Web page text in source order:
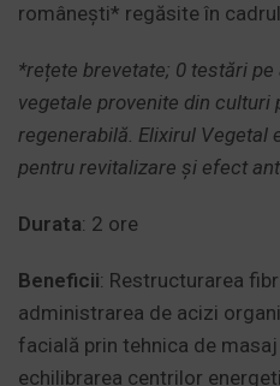
românești* regăsite în
*rețete brevetate; 0 testări
vegetale provenite din culturi
regenerabilă. Elixirul Vegetal
pentru revitalizare și efect
Durata: 2 ore
Beneficii: Restructurarea
administrarea de acizi
facială prin tehnica de
echilibrarea centrilor